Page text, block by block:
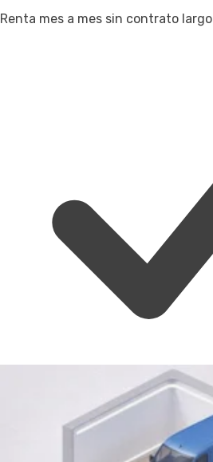
Renta mes a mes sin contrato largo